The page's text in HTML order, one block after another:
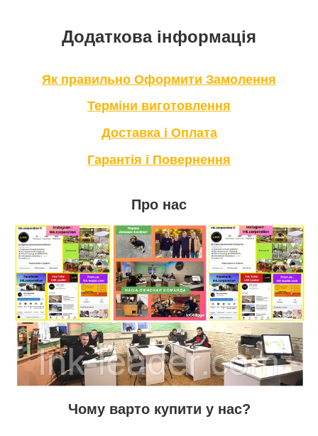
Додаткова інформація
Як правильно Оформити Замолення
Терміни виготовлення
Доставка і Оплата
Гарантія і Повернення
Про нас
Чому варто купити у нас?